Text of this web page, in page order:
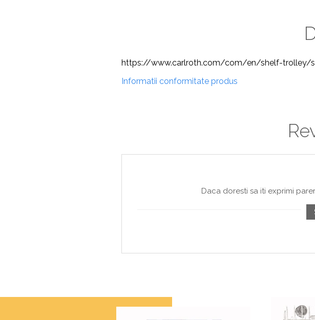
https://www.carlroth.com/com/en/shelf-trolley/
Informatii conformitate produs
Daca doresti sa iti exprimi